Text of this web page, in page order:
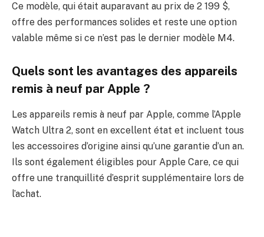
Ce modèle, qui était auparavant au prix de 2 199 $,
offre des performances solides et reste une option
valable même si ce n’est pas le dernier modèle M4.
Quels sont les avantages des appareils
remis à neuf par Apple ?
Les appareils remis à neuf par Apple, comme l’Apple
Watch Ultra 2, sont en excellent état et incluent tous
les accessoires d’origine ainsi qu’une garantie d’un an.
Ils sont également éligibles pour Apple Care, ce qui
offre une tranquillité d’esprit supplémentaire lors de
l’achat.